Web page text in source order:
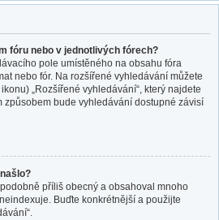
fóru nebo v jednotlivých fórech?
pole umístěného na obsahu fóra
nebo fór. Na rozšířené vyhledávání můžete
„Rozšířené vyhledávání“, který najdete
způsobem bude vyhledávání dostupné závisí
příliš obecný a obsahoval mnoho
Buďte konkrétnější a použijte